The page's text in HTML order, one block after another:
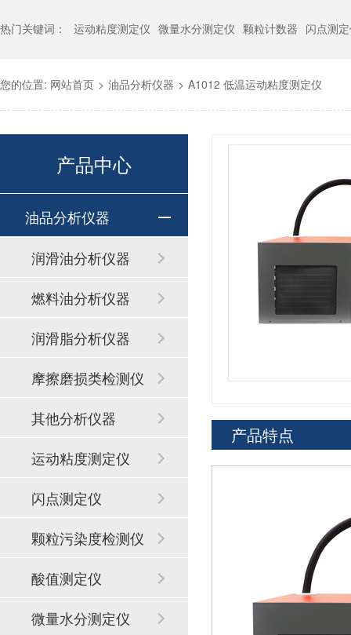
热门关键词： 运动粘度测定仪 微量水分测定仪 颗粒计数器 闪点测
您的位置: 网站首页 > 油品分析仪器 > A1012 低温运动粘度测定仪
产品特点
产品中心
油品分析仪器
润滑油分析仪器
燃料油分析仪器
润滑脂分析仪器
摩擦磨损类检测仪
器
其他分析仪器
运动粘度测定仪
闪点测定仪
颗粒污染度检测仪
酸值测定仪
微量水分测定仪